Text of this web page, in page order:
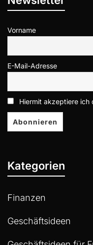
Vorname
E-Mail-Adresse
Hiermit akzeptiere ich
Kategorien
Finanzen
Geschäftsideen